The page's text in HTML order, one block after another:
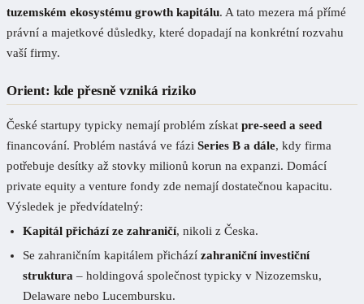
tuzemském ekosystému growth kapitálu. A tato mezera má přímé
právní a majetkové důsledky, které dopadají na konkrétní rozvahu
vaší firmy.
Orient: kde přesně vzniká riziko
České startupy typicky nemají problém získat pre-seed a seed
financování. Problém nastává ve fázi Series B a dále, kdy firma
potřebuje desítky až stovky milionů korun na expanzi. Domácí
private equity a venture fondy zde nemají dostatečnou kapacitu.
Výsledek je předvídatelný:
Kapitál přichází ze zahraničí, nikoli z Česka.
Se zahraničním kapitálem přichází zahraniční investiční
struktura – holdingová společnost typicky v Nizozemsku,
Delaware nebo Lucembursku.